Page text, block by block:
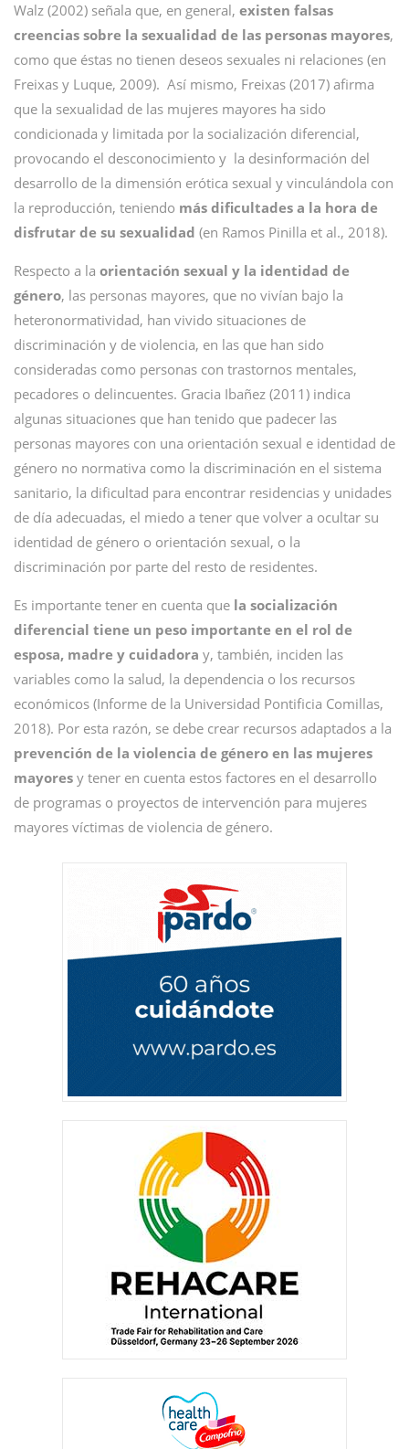
Walz (2002) señala que, en general, existen falsas
creencias sobre la sexualidad de las personas mayores,
como que éstas no tienen deseos sexuales ni relaciones (en
Freixas y Luque, 2009). Así mismo, Freixas (2017) afirma
que la sexualidad de las mujeres mayores ha sido
condicionada y limitada por la socialización diferencial,
provocando el desconocimiento y la desinformación del
desarrollo de la dimensión erótica sexual y vinculándola con
la reproducción, teniendo más dificultades a la hora de
disfrutar de su sexualidad (en Ramos Pinilla et al., 2018).
Respecto a la orientación sexual y la identidad de
género, las personas mayores, que no vivían bajo la
heteronormatividad, han vivido situaciones de
discriminación y de violencia, en las que han sido
consideradas como personas con trastornos mentales,
pecadores o delincuentes. Gracia Ibañez (2011) indica
algunas situaciones que han tenido que padecer las
personas mayores con una orientación sexual e identidad de
género no normativa como la discriminación en el sistema
sanitario, la dificultad para encontrar residencias y unidades
de día adecuadas, el miedo a tener que volver a ocultar su
identidad de género o orientación sexual, o la
discriminación por parte del resto de residentes.
Es importante tener en cuenta que la socialización
diferencial tiene un peso importante en el rol de
esposa, madre y cuidadora y, también, inciden las
variables como la salud, la dependencia o los recursos
económicos (Informe de la Universidad Pontificia Comillas,
2018). Por esta razón, se debe crear recursos adaptados a la
prevención de la violencia de género en las mujeres
mayores y tener en cuenta estos factores en el desarrollo
de programas o proyectos de intervención para mujeres
mayores víctimas de violencia de género.